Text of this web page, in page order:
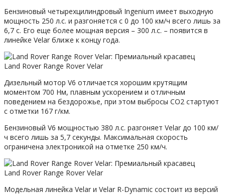
Бензиновый четырехцилиндровый Ingenium имеет выходную
мощность 250 л.с. и разгоняется с 0 до 100 км/ч всего лишь за
6,7 с. Его еще более мощная версия – 300 л.с. – появится в
линейке Velar ближе к концу года.
Land Rover Range Rover Velar
Дизельный мотор V6 отличается хорошим крутящим
моментом 700 Нм, плавным ускорением и отличным
поведением на бездорожье, при этом выбросы СО2 стартуют
с отметки 167 г/км.
Бензиновый V6 мощностью 380 л.с. разгоняет Velar до 100 км/
ч всего лишь за 5,7 секунды. Максимальная скорость
ограничена электроникой на отметке 250 км/ч.
Land Rover Range Rover Velar
Модельная линейка Velar и Velar R-Dynamic состоит из версий